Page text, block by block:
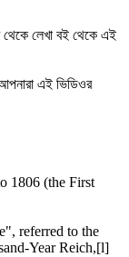
থেকে লেখা বই থেকে এই
আপনারা এই ভিডিওর
1806 (the First
referred to the
Year Reich,[l]